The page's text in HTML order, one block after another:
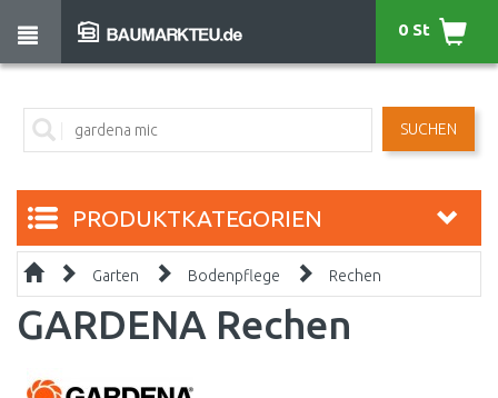
SUCHEN
0 St
PRODUKTKATEGORIEN
Garten Bodenpflege Rechen
GARDENA Rechen